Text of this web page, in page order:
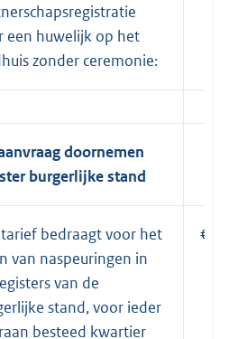
een huwelijk op het
zonder ceremonie:
doornemen
burgerlijke stand
bedraagt voor het
van naspeuringen in
van de
stand, voor ieder
besteed kwartier
€